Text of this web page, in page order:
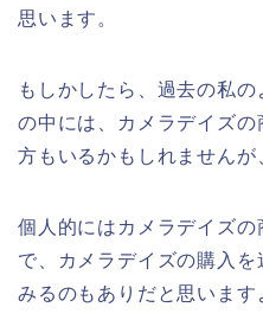
思います。
もしかしたら、過去の私
の中には、カメラデイズ
方もいるかもしれませんが
個人的にはカメラデイズ
で、カメラデイズの購入
みるのもありだと思います